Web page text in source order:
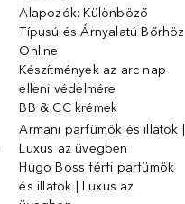
Alapozók: Különböző
Típusú és Árnyalatú Bőrhöz
Online
Készítmények az arc nap
elleni védelmére
BB & CC krémek
Armani parfümök és illatok |
Luxus az üvegben
Hugo Boss férfi parfümök
és illatok | Luxus az